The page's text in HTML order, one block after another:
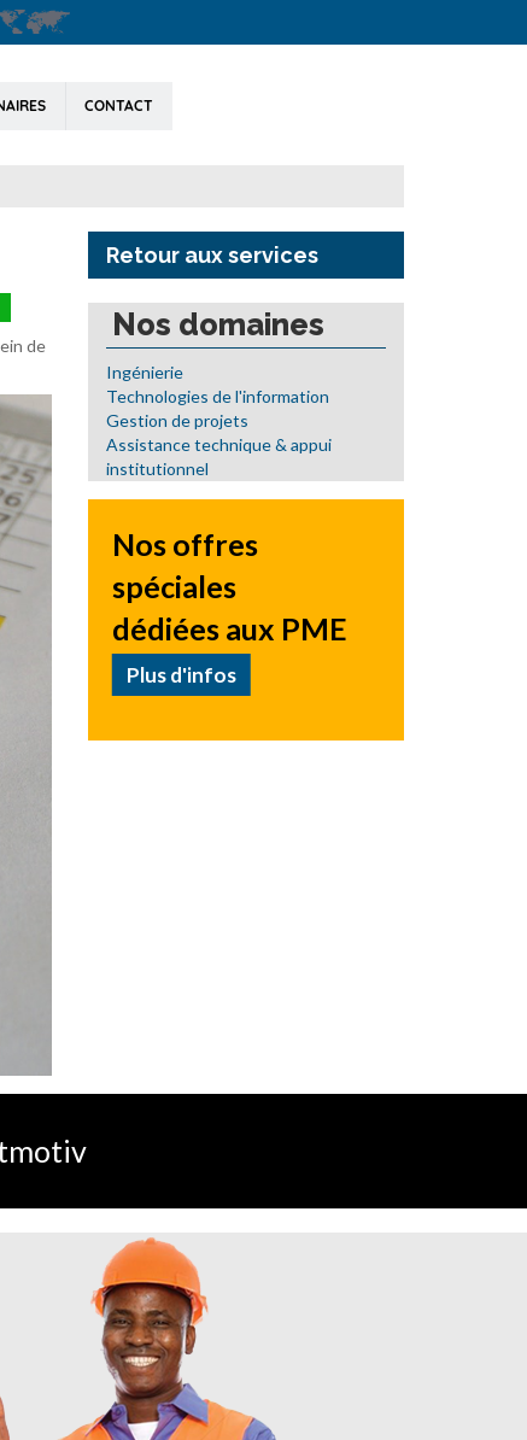
CONTACT
de
Retour aux services
Nos domaines
Ingénierie
Technologies de l'information
Gestion de projets
Assistance technique & appui
institutionnel
Nos offres
spéciales
dédiées aux PME
Plus d'infos